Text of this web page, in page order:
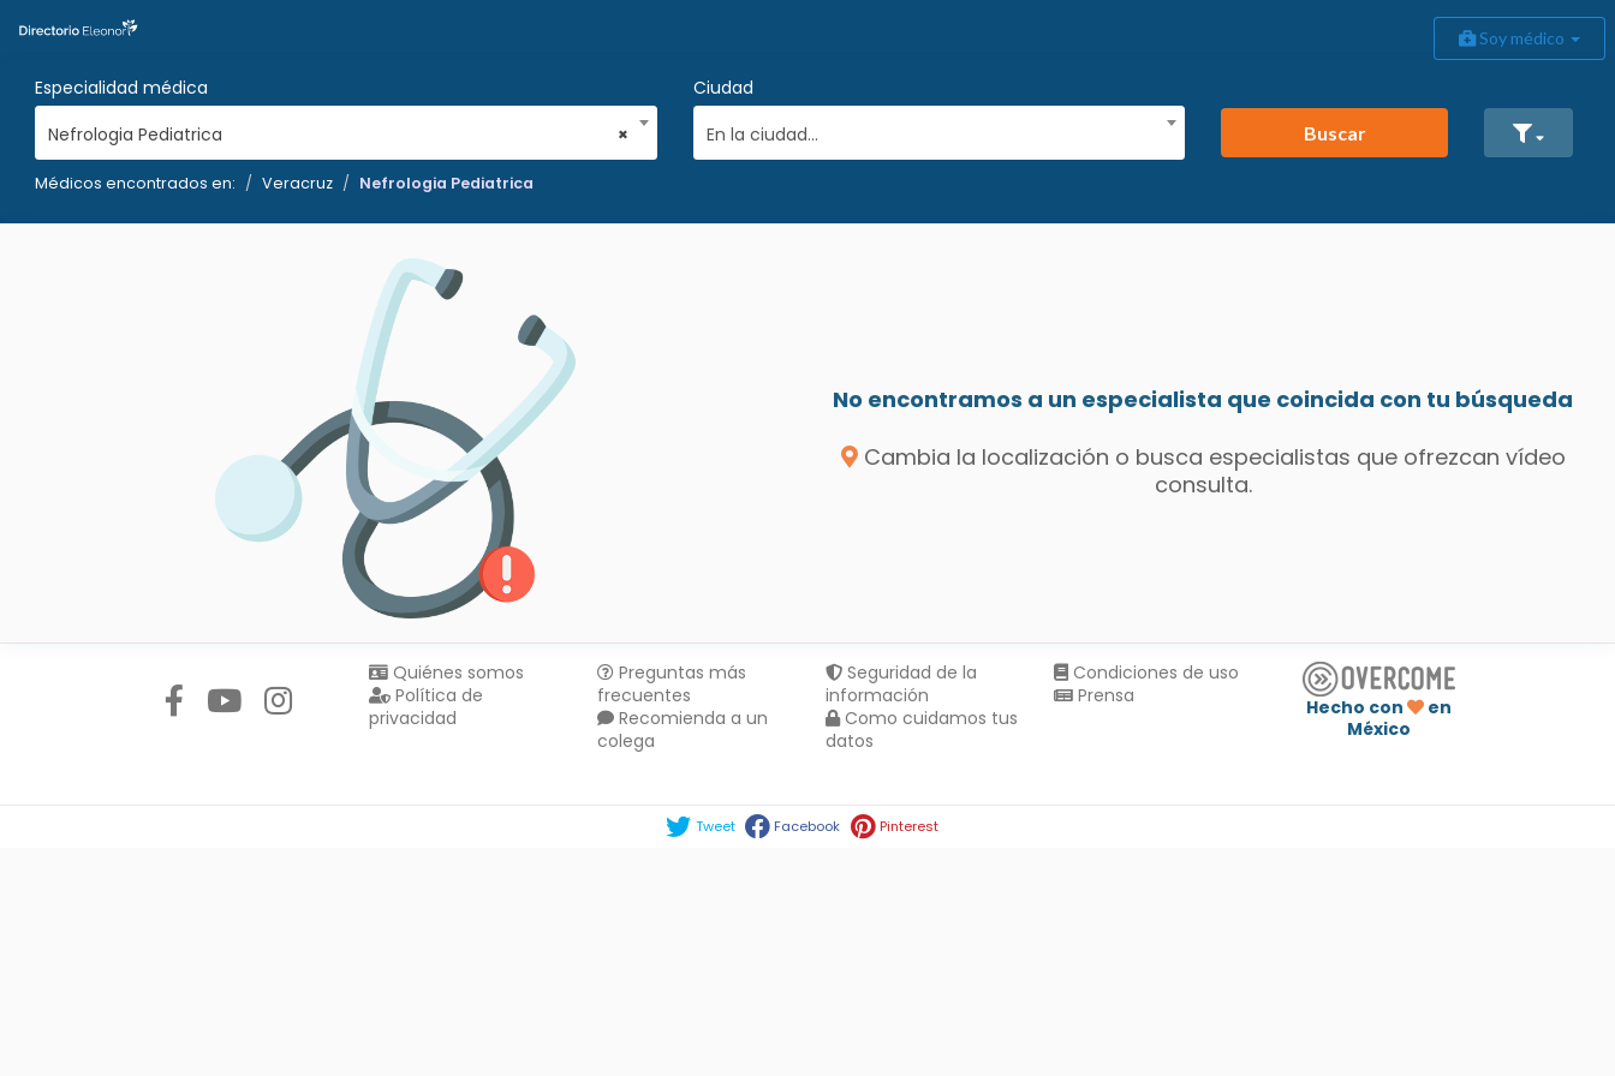
Soy médico
Especialidad médica
×
Nefrologia Pediatrica
Ciudad
En la ciudad...
Buscar
Médicos encontrados en: Veracruz Nefrologia Pediatrica
No encontramos a un especialista que coincida con tu búsqueda
Cambia la localización o busca especialistas que ofrezcan vídeo
consulta.
Quiénes somos
Política de
privacidad
Preguntas más
frecuentes
Recomienda a un
colega
Seguridad de la
información
Como cuidamos tus
datos
Condiciones de uso
Prensa
Hecho con
en
México
Tweet Facebook Pinterest